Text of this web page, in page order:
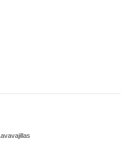
Lavavajillas